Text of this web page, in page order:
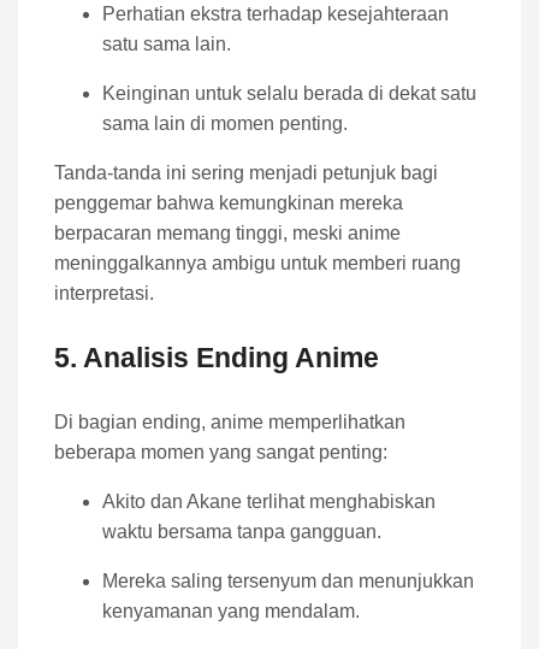
Perhatian ekstra terhadap kesejahteraan
satu sama lain.
Keinginan untuk selalu berada di dekat satu
sama lain di momen penting.
Tanda-tanda ini sering menjadi petunjuk bagi
penggemar bahwa kemungkinan mereka
berpacaran memang tinggi, meski anime
meninggalkannya ambigu untuk memberi ruang
interpretasi.
5. Analisis Ending Anime
Di bagian ending, anime memperlihatkan
beberapa momen yang sangat penting:
Akito dan Akane terlihat menghabiskan
waktu bersama tanpa gangguan.
Mereka saling tersenyum dan menunjukkan
kenyamanan yang mendalam.